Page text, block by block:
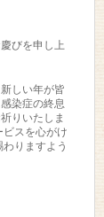
びを申し上
しい年が皆
染症の終息
りいたしま
スを心がけ
りますよう